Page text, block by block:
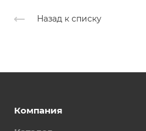
Назад к списку
Компания